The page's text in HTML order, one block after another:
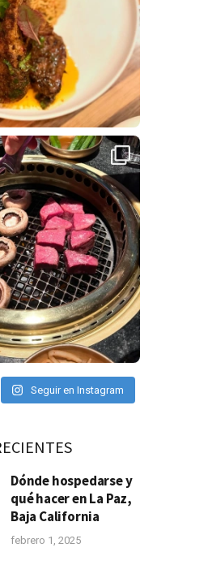
Seguir en Instagram
Dónde hospedarse y
qué hacer en La Paz,
Baja California
febrero 1, 2025